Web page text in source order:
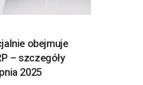
obejmuje
– szczegóły
2025